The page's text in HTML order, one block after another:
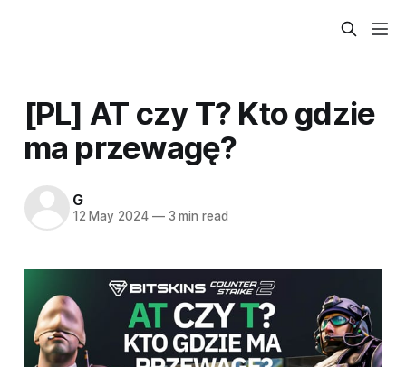
[PL] AT czy T? Kto gdzie
ma przewagę?
G
12 May 2024 —3 min read